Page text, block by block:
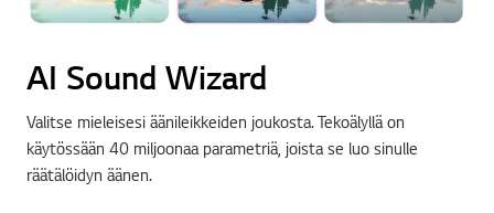
AI Sound Wizard
Valitse mieleisesi äänileikkeiden joukosta. Tekoälyllä on
käytössään 40 miljoonaa parametriä, joista se luo sinulle
räätälöidyn äänen.